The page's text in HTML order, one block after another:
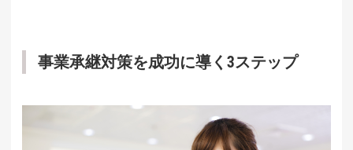
事業承継対策を成功に導く3ステップ